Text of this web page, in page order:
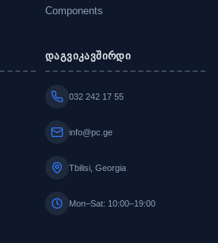
Components
დაგვიკავშირდი
032 242 17 55
info@pc.ge
Tbilisi, Georgia
Mon–Sat: 10:00–19:00